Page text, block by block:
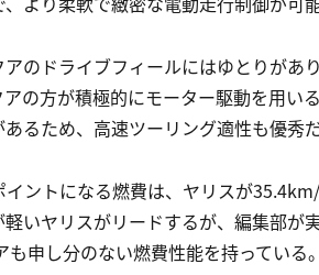
のドライブフィールにはゆとりがあ
の方が積極的にモーター駆動を用い
るため、高速ツーリング適性も優秀だ
ントになる燃費は、ヤリスが
いヤリスがリードするが、編集部が
申し分のない燃費性能を持っている。